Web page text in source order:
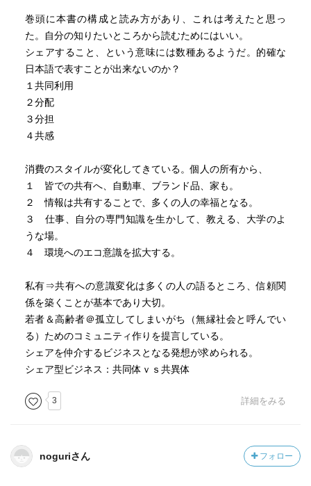
巻頭に本書の構成と読み方があり、これは考えたと思っ
た。自分の知りたいところから読むためにはいい。
シェアすること、という意味には数種あるようだ。的確な
日本語で表すことが出来ないのか？
１共同利用
２分配
３分担
４共感
消費のスタイルが変化してきている。個人の所有から、
１ 皆での共有へ、自動車、ブランド品、家も。
２ 情報は共有することで、多くの人の幸福となる。
３ 仕事、自分の専門知識を生かして、教える、大学のよ
うな場。
４ 環境へのエコ意識を拡大する。
私有⇒共有への意識変化は多くの人の語るところ、信頼関
係を築くことが基本であり大切。
若者＆高齢者＠孤立してしまいがち（無縁社会と呼んでい
る）ためのコミュニティ作りを提言している。
シェアを仲介するビジネスとなる発想が求められる。
シェア型ビジネス：共同体ｖｓ共異体
3 詳細をみる
noguriさん フォロー